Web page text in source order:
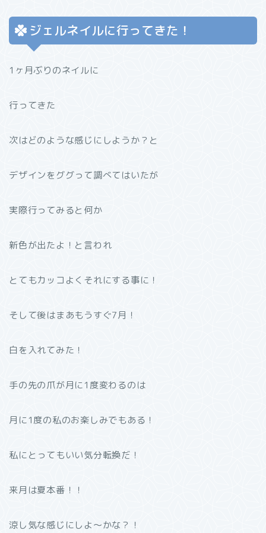
ジェルネイルに行ってきた！
1ヶ月ぶりのネイルに
行ってきた
次はどのような感じにしようか？と
デザインをググって調べてはいたが
実際行ってみると何か
新色が出たよ！と言われ
とてもカッコよくそれにする事に！
そして後はまあもうすぐ7月！
白を入れてみた！
手の先の爪が月に1度変わるのは
月に1度の私のお楽しみでもある！
私にとってもいい気分転換だ！
来月は夏本番！！
涼し気な感じにしよ〜かな？！